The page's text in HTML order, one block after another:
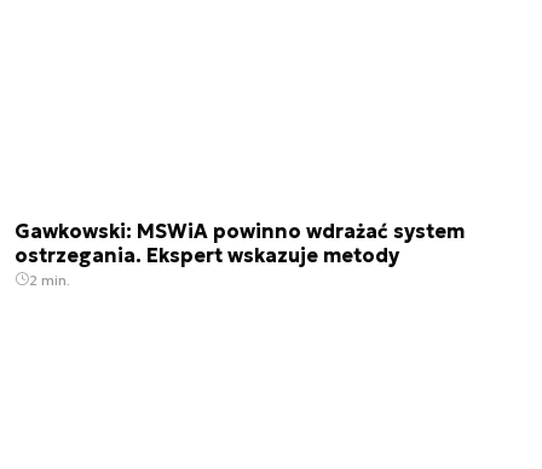
Gawkowski: MSWiA powinno wdrażać system
ostrzegania. Ekspert wskazuje metody
2 min.